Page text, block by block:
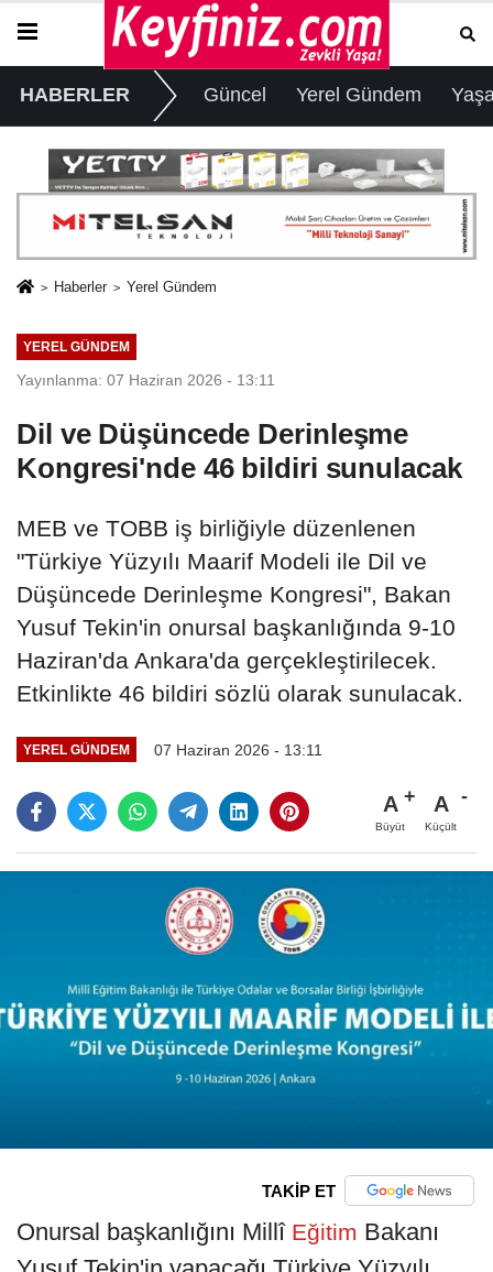
HABERLER Güncel Yerel Gündem
Haberler Yerel Gündem
YEREL GÜNDEM
Yayınlanma: 07 Haziran 2026 - 13:11
Dil ve Düşüncede Derinleşme
Kongresi'nde 46 bildiri sunulacak
MEB ve TOBB iş birliğiyle düzenlenen
"Türkiye Yüzyılı Maarif Modeli ile Dil ve
Düşüncede Derinleşme Kongresi", Bakan
Yusuf Tekin'in onursal başkanlığında 9-10
Haziran'da Ankara'da gerçekleştirilecek.
Etkinlikte 46 bildiri sözlü olarak sunulacak.
YEREL GÜNDEM 07 Haziran 2026 - 13:11
A
Büyüt
A
Küçült
TAKİP ET
Onursal başkanlığını MillîEğitim Bakanı